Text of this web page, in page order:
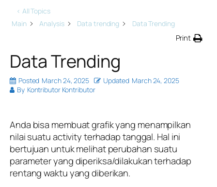
< All Topics
Main
Analysis Data trending Data Trending
Print
Data Trending
Posted March 24, 2025 Updated March 24, 2025
By Kontributor Kontributor
Anda bisa membuat grafik yang menampilkan
nilai suatu activity terhadap tanggal. Hal ini
bertujuan untuk melihat perubahan suatu
parameter yang diperiksa/dilakukan terhadap
rentang waktu yang diberikan.